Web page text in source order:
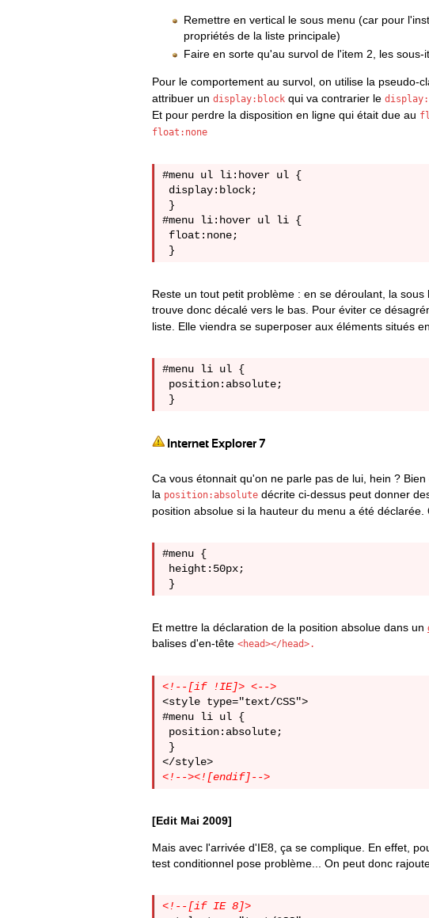
Remettre en vertical le sous menu (car pour
propriétés de la liste principale)
Faire en sorte qu'au survol de l'item 2, les sous-
Pour le comportement au survol, on utilise la pseudo-
attribuer un display:block qui va contrarier le
Et pour perdre la disposition en ligne qui était due au
float:none
#menu ul li:hover ul {
display:block;
}
#menu li:hover ul li {
float:none;
Reste un tout petit problème : en se déroulant, la
trouve donc décalé vers le bas. Pour éviter ce
liste. Elle viendra se superposer aux éléments situés
#menu li ul {
position:absolute;
Internet Explorer 7
Ca vous étonnait qu'on ne parle pas de lui, hein ?
la position:absolute décrite ci-dessus peut donner
position absolue si la hauteur du menu a été
#menu {
height:50px;
Et mettre la déclaration de la position absolue dans un
balises d'en-tête <head></head>.
<!--[if !IE]> <-->
<style type="text/CSS">
#menu li ul {
position:absolute;
}
<!--><![endif]-->
[Edit Mai 2009]
Mais avec l'arrivée d'IE8, ça se complique. En effet,
test conditionnel pose problème... On peut donc
<!--[if IE 8]>